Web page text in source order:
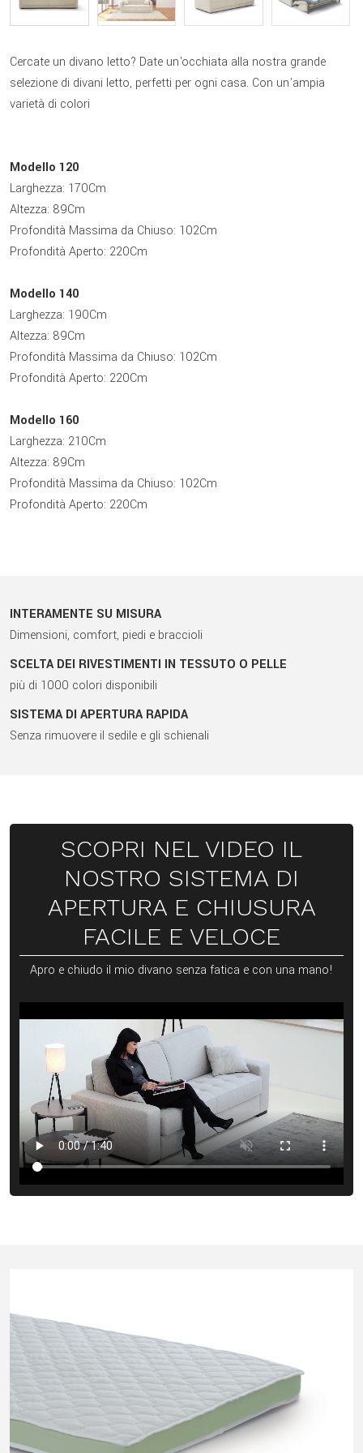
Cercate un divano letto? Date un'occhiata alla nostra grande
selezione di divani letto, perfetti per ogni casa. Con un'ampia
varietà di colori
Modello 120
Larghezza: 170Cm
Altezza: 89Cm
Profondità Massima da Chiuso: 102Cm
Profondità Aperto: 220Cm
Modello 140
Larghezza: 190Cm
Altezza: 89Cm
Profondità Massima da Chiuso: 102Cm
Profondità Aperto: 220Cm
Modello 160
Larghezza: 210Cm
Altezza: 89Cm
Profondità Massima da Chiuso: 102Cm
Profondità Aperto: 220Cm
INTERAMENTE SU MISURA
Dimensioni, comfort, piedi e braccioli
SCELTA DEI RIVESTIMENTI IN TESSUTO O PELLE
più di 1000 colori disponibili
SISTEMA DI APERTURA RAPIDA
Senza rimuovere il sedile e gli schienali
SCOPRI NEL VIDEO IL
NOSTRO SISTEMA DI
APERTURA E CHIUSURA
FACILE E VELOCE
Apro e chiudo il mio divano senza fatica e con una mano!